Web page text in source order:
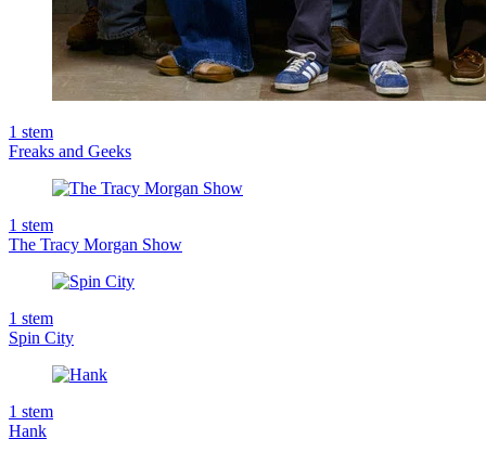
1 stem
Freaks and Geeks
1 stem
The Tracy Morgan Show
1 stem
Spin City
1 stem
Hank